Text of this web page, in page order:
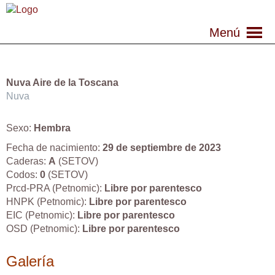
Menú
Nuva Aire de la Toscana
Nuva
Sexo: Hembra
Fecha de nacimiento: 29 de septiembre de 2023
Caderas: A (SETOV)
Codos: 0 (SETOV)
Prcd-PRA (Petnomic): Libre por parentesco
HNPK (Petnomic): Libre por parentesco
EIC (Petnomic): Libre por parentesco
OSD (Petnomic): Libre por parentesco
Galería